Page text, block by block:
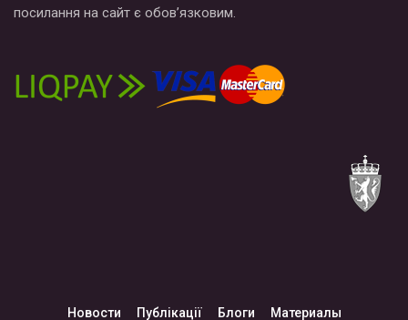
посилання на сайт є обов’язковим.
Новости Публікації Блоги Материалы